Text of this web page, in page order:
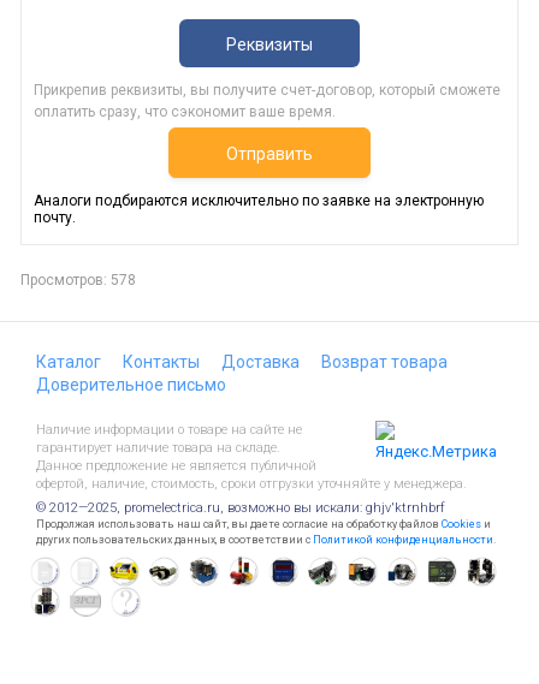
Реквизиты
Прикрепив реквизиты, вы получите счет-договор, который сможете
оплатить сразу, что сэкономит ваше время.
Отправить
Аналоги подбираются исключительно по заявке на электронную
почту.
Просмотров: 578
Каталог Контакты Доставка
Возврат товара
Доверительное письмо
Наличие информации о товаре на сайте не
гарантирует наличие товара на складе.
Данное предложение не является публичной
офертой, наличие, стоимость, сроки отгрузки уточняйте у менеджера.
© 2012—2025, promelectrica.ru, возможно вы искали: ghjv'ktrnhbrf
Продолжая использовать наш сайт, вы даете согласие на обработку файлов Cookies и
других пользовательских данных, в соответствии с Политикой конфиденциальности.